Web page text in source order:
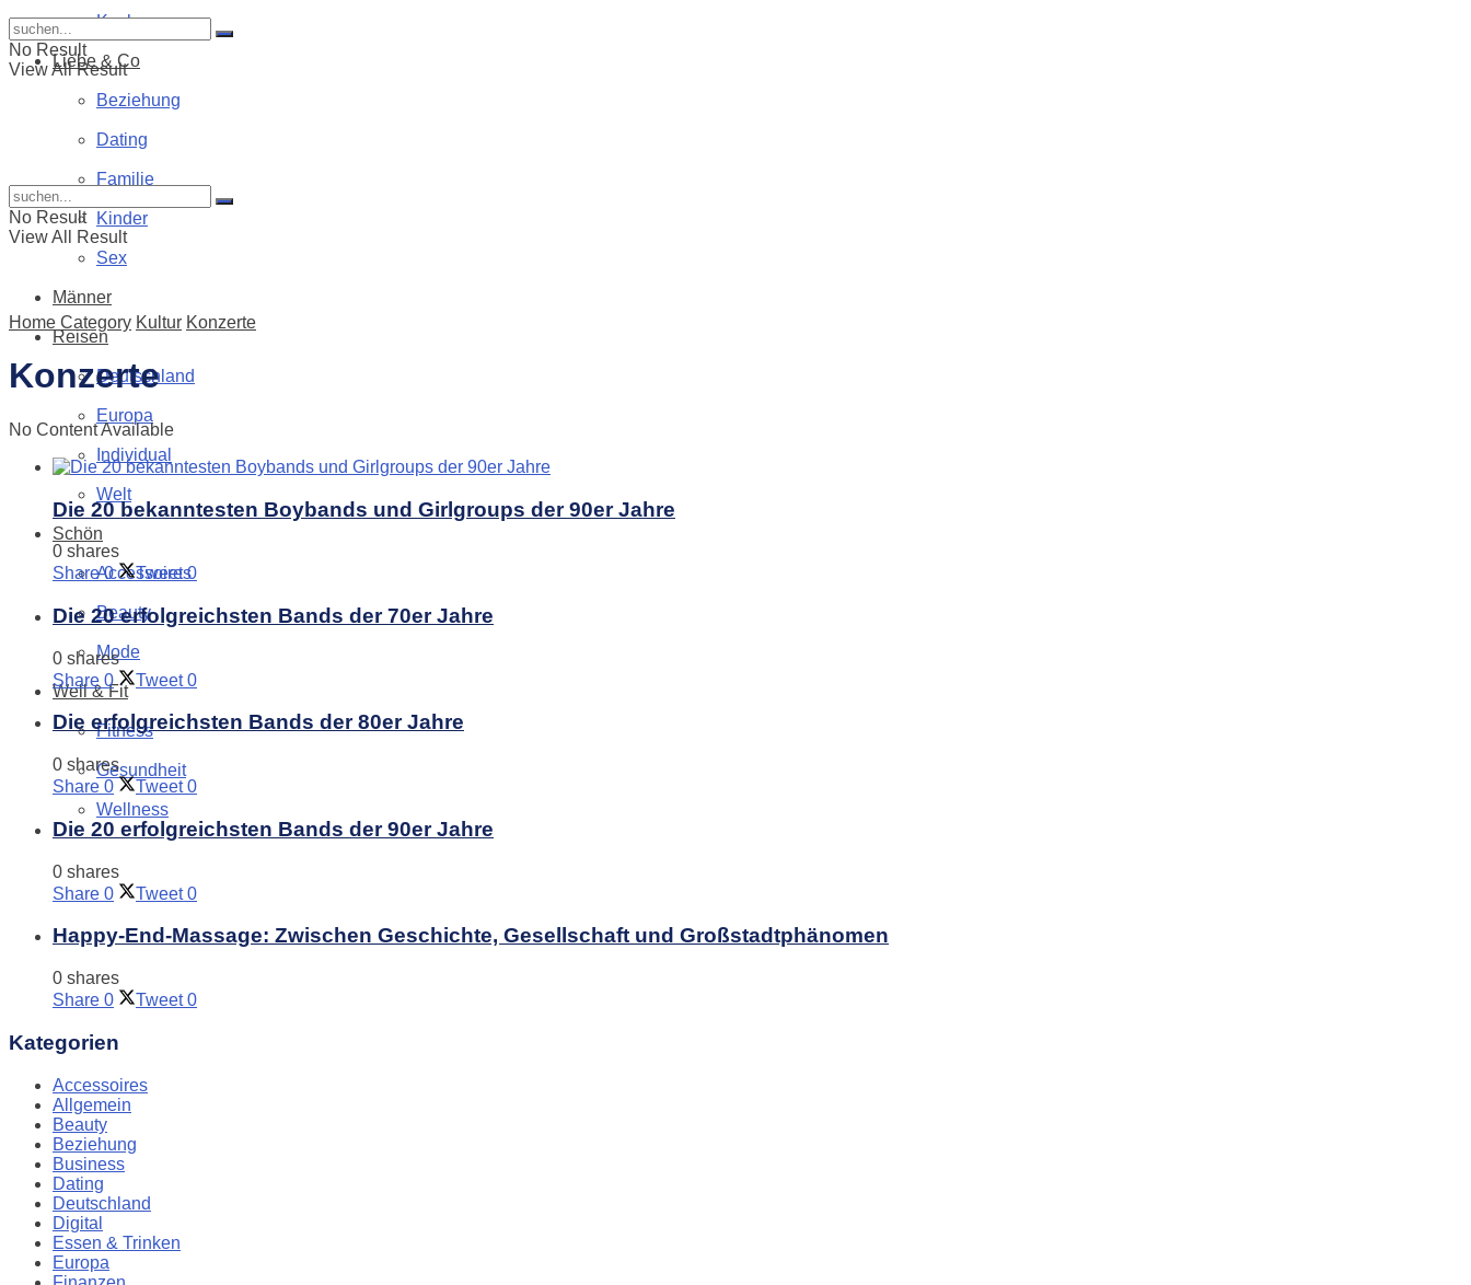
Kochen
Liebe & Co
Beziehung
Dating
Familie
Kinder
Sex
Männer
Reisen
Deutschland
Europa
Individual
Welt
Schön
Accessoires
Beauty
Mode
Well & Fit
Fitness
Gesundheit
Wellness
No Result
View All Result
No Result
View All Result
Home Category Kultur Konzerte
Konzerte
No Content Available
Die 20 bekanntesten Boybands und Girlgroups der 90er Jahre
0 shares
Share 0 Tweet 0
Die 20 erfolgreichsten Bands der 70er Jahre
0 shares
Share 0 Tweet 0
Die erfolgreichsten Bands der 80er Jahre
0 shares
Share 0 Tweet 0
Die 20 erfolgreichsten Bands der 90er Jahre
0 shares
Share 0 Tweet 0
Happy-End-Massage: Zwischen Geschichte, Gesellschaft und Großstadtphänomen
0 shares
Share 0 Tweet 0
Kategorien
Accessoires
Allgemein
Beauty
Beziehung
Business
Dating
Deutschland
Digital
Essen & Trinken
Europa